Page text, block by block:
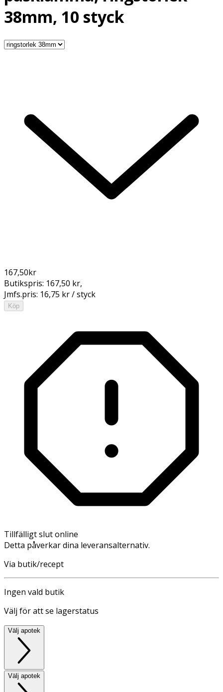
38mm, 10 styck
167,50kr
Butikspris: 167,50 kr,
Jmfs.pris: 16,75 kr / styck
Köp
Tillfälligt slut online
Detta påverkar dina leveransalternativ.
Via butik/recept
Ingen vald butik
Välj för att se lagerstatus
Välj apotek
Välj apotek